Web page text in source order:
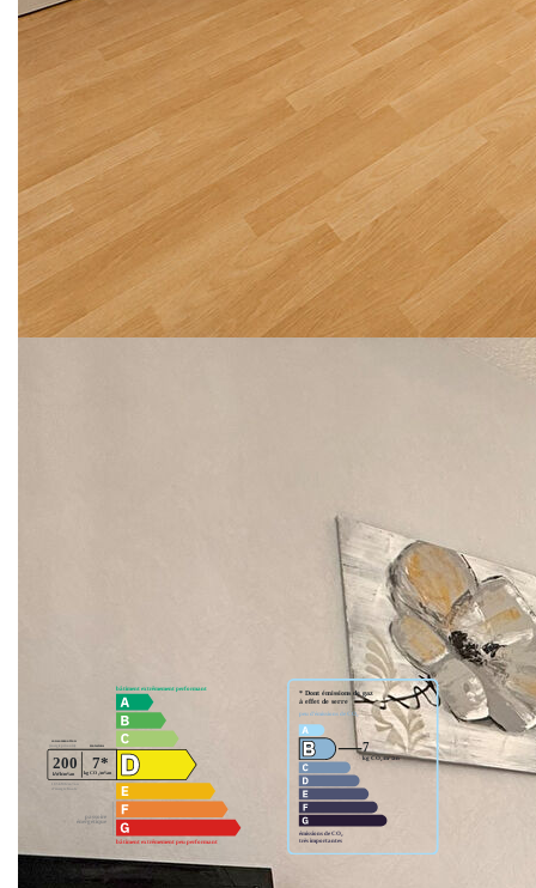
L'appartement bénéficie également d'une cave et d'une
place de parking privative, de véritables atouts au coeur de
la station.
Possibilité d'acquérir un garage en supplément.
Les plus : emplacement centre d'Hardelot - proximité plage
- appartement en très bon état - 1 chambre - cabine avec
couchage double - cuisine aménagée et équipée -
menuiseries remplacées - cave - parking privatif - garage
possible en supplément.
Nous contacter